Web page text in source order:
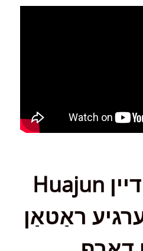
Huajun צו טרעפן דיין
ראַטאַן